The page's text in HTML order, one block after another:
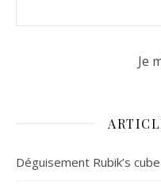
Déguisement Rubik’s